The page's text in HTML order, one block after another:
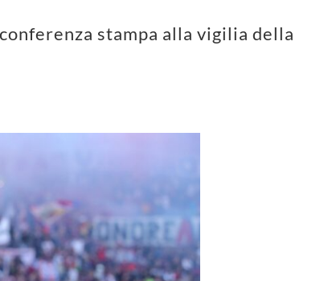
stampa alla vigilia della